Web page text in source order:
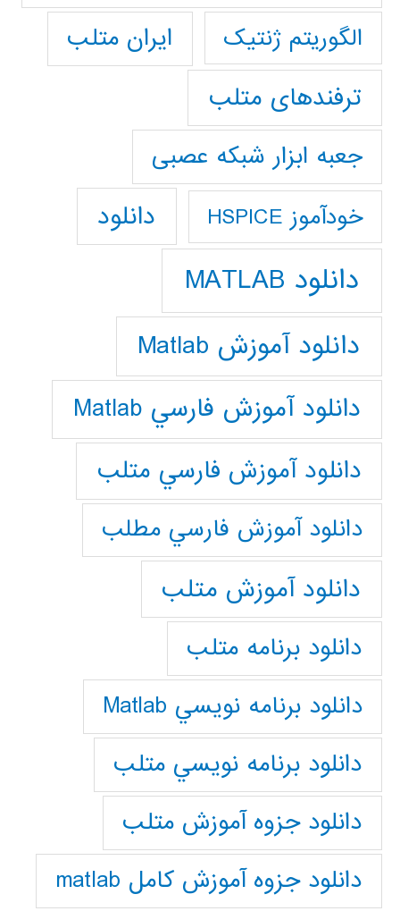
الگوریتم ژنتیک
ایران متلب
ترفندهای متلب
جعبه ابزار شبکه عصبی
خودآموز HSPICE دانلود
دانلود MATLAB
دانلود آموزش Matlab
دانلود آموزش فارسي Matlab
دانلود آموزش فارسي متلب
دانلود آموزش فارسي مطلب
دانلود آموزش متلب
دانلود برنامه متلب
دانلود برنامه نويسي Matlab
دانلود برنامه نويسي متلب
دانلود جزوه آموزش متلب
دانلود جزوه آموزش کامل matlab